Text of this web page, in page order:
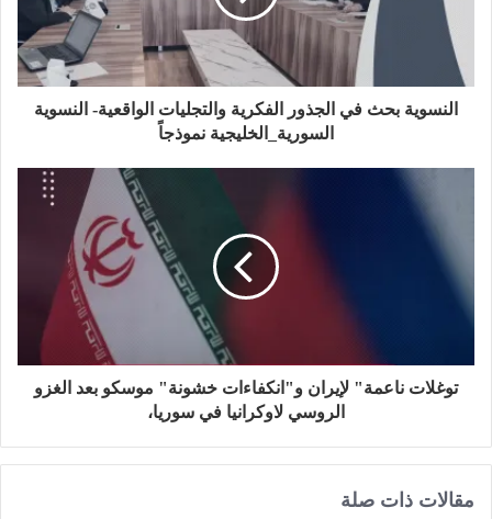
ي
ب
النسوية بحث في الجذور الفكرية والتجليات الواقعية- النسوية
السورية_الخليجية نموذجاً
توغلات ناعمة" لإيران و"انكفاءات خشونة" موسكو بعد الغزو
الروسي لاوكرانيا في سوريا،
مقالات ذات صلة